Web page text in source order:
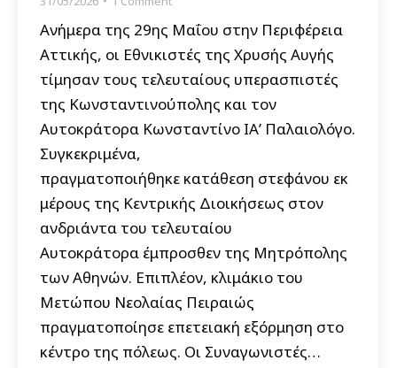
Ανήμερα της 29ης Μαΐου στην Περιφέρεια
Αττικής, οι Εθνικιστές της Χρυσής Αυγής
τίμησαν τους τελευταίους υπερασπιστές
της Κωνσταντινούπολης και τον
Αυτοκράτορα Κωνσταντίνο ΙΑ’ Παλαιολόγο.
Συγκεκριμένα,
πραγματοποιήθηκε κατάθεση στεφάνου εκ
μέρους της Κεντρικής Διοικήσεως στον
ανδριάντα του τελευταίου
Αυτοκράτορα έμπροσθεν της Μητρόπολης
των Αθηνών. Επιπλέον, κλιμάκιο του
Μετώπου Νεολαίας Πειραιώς
πραγματοποίησε επετειακή εξόρμηση στο
κέντρο της πόλεως. Οι Συναγωνιστές…